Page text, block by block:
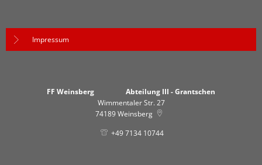
Impressum
FF Weinsberg Abteilung III - Grantschen
Wimmentaler Str. 27
74189Weinsberg
+49 7134 10744